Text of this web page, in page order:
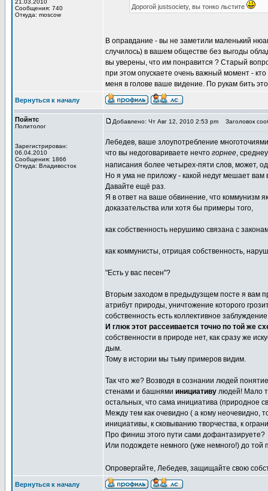
21.03.2010
Сообщения: 740
Откуда: moscow
Дорогой justsociety, вы тонко льстите
В оправдание - вы не заметили маленький
случилось) в вашем обществе без выгоды
вы уверены, что им понравится ? Старый
при этом опускаете очень важный момент -
меня в голове ваше видение. По рукам бить
Вернуться к началу
Пойнтс
Политолог
Зарегистрирован:
06.04.2010
Сообщения: 1866
Откуда: Владивосток
Добавлено: Чт Авг 12, 2010 2:53 pm Заголовок
Лебедев, ваше злоупотребление
что вы недоговариваете нечто горнее,
написания более четырех-пяти слов, может,
Но я ума не приложу - какой недуг мешает
Давайте ещё раз.
Я в ответ на ваше обвинение, что коммунизм
доказательства или хотя бы примеры того,
как собственность нерушимо связана с
как коммунисты, отрицая собственность,
"Есть у вас песен"?
Вторым заходом в предыдузщем посте я вам
атрибут природы, уничтожение которого
собственность есть коллективное
И глюк этот рассеивается точно по той же
собственности в природе нет, как сразу же
дым.
Тому в истории мы тьму примеров видим.
Так что же? Возводя в сознании людей
стенами и башнями инициативу людей! Мало
остальных, что сама инициатива (природное
Между тем как очевидно ( а кому неочевидно,
инициативы, к сковыванию творчества, к
Про финиш этого пути сами дофантазируете?
Или подождете немного (уже немного!) до той
Опровергайте, Лебедев, защищайте свою
Вернуться к началу